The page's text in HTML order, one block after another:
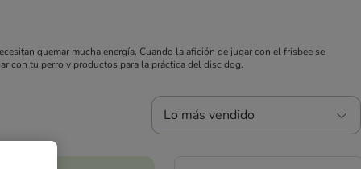
quemar mucha energía. Cuando la afición de jugar con el frisbee se
con tu perro y productos para la práctica del disc dog.
Lo más vendido